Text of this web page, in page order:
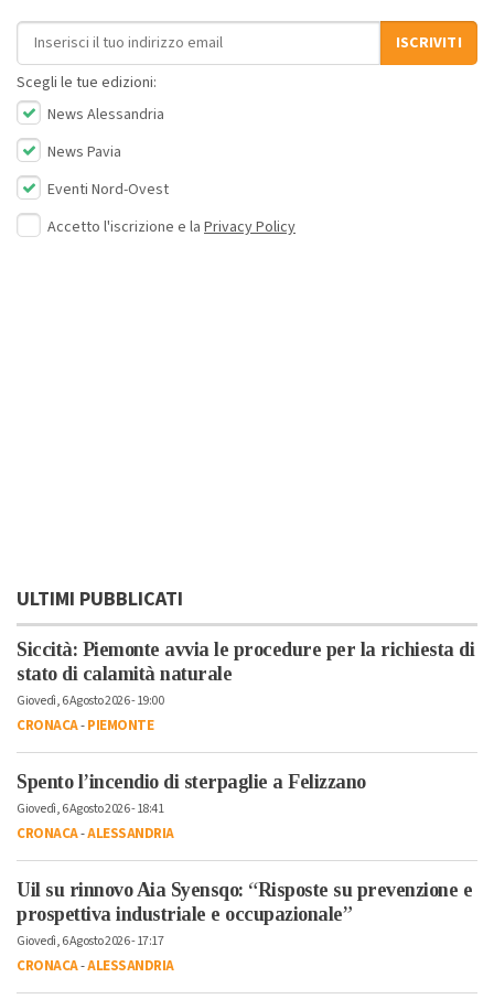
Indirizzo email
ISCRIVITI
Scegli le tue edizioni:
News Alessandria
News Pavia
Eventi Nord-Ovest
Accetto l'iscrizione e la Privacy Policy
ULTIMI PUBBLICATI
Siccità: Piemonte avvia le procedure per la richiesta di
stato di calamità naturale
Giovedì, 6 Agosto 2026 - 19:00
CRONACA-PIEMONTE
Spento l’incendio di sterpaglie a Felizzano
Giovedì, 6 Agosto 2026 - 18:41
CRONACA-ALESSANDRIA
Uil su rinnovo Aia Syensqo: “Risposte su prevenzione e
prospettiva industriale e occupazionale”
Giovedì, 6 Agosto 2026 - 17:17
CRONACA-ALESSANDRIA